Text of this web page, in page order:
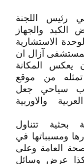
رئيس اللجنة
الكبد والجهاز
الاستشارية
آزال ان
يعكس المكانة
تمثله من موقع
سياحي جعل
والاوربية
(24) ورقة بحثية تتناول
ومسبباتها في
العامة وعلى
عرض وسائل